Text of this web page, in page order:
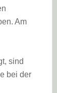
Am
sind
bei der